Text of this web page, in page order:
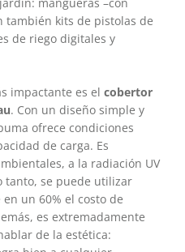
también kits de pistolas de
de riego digitales y
impactante es el cobertor
. Con un diseño simple y
ofrece condiciones
de carga. Es
a la radiación UV
tanto, se puede utilizar
un 60% el costo de
es extremadamente
de la estética: